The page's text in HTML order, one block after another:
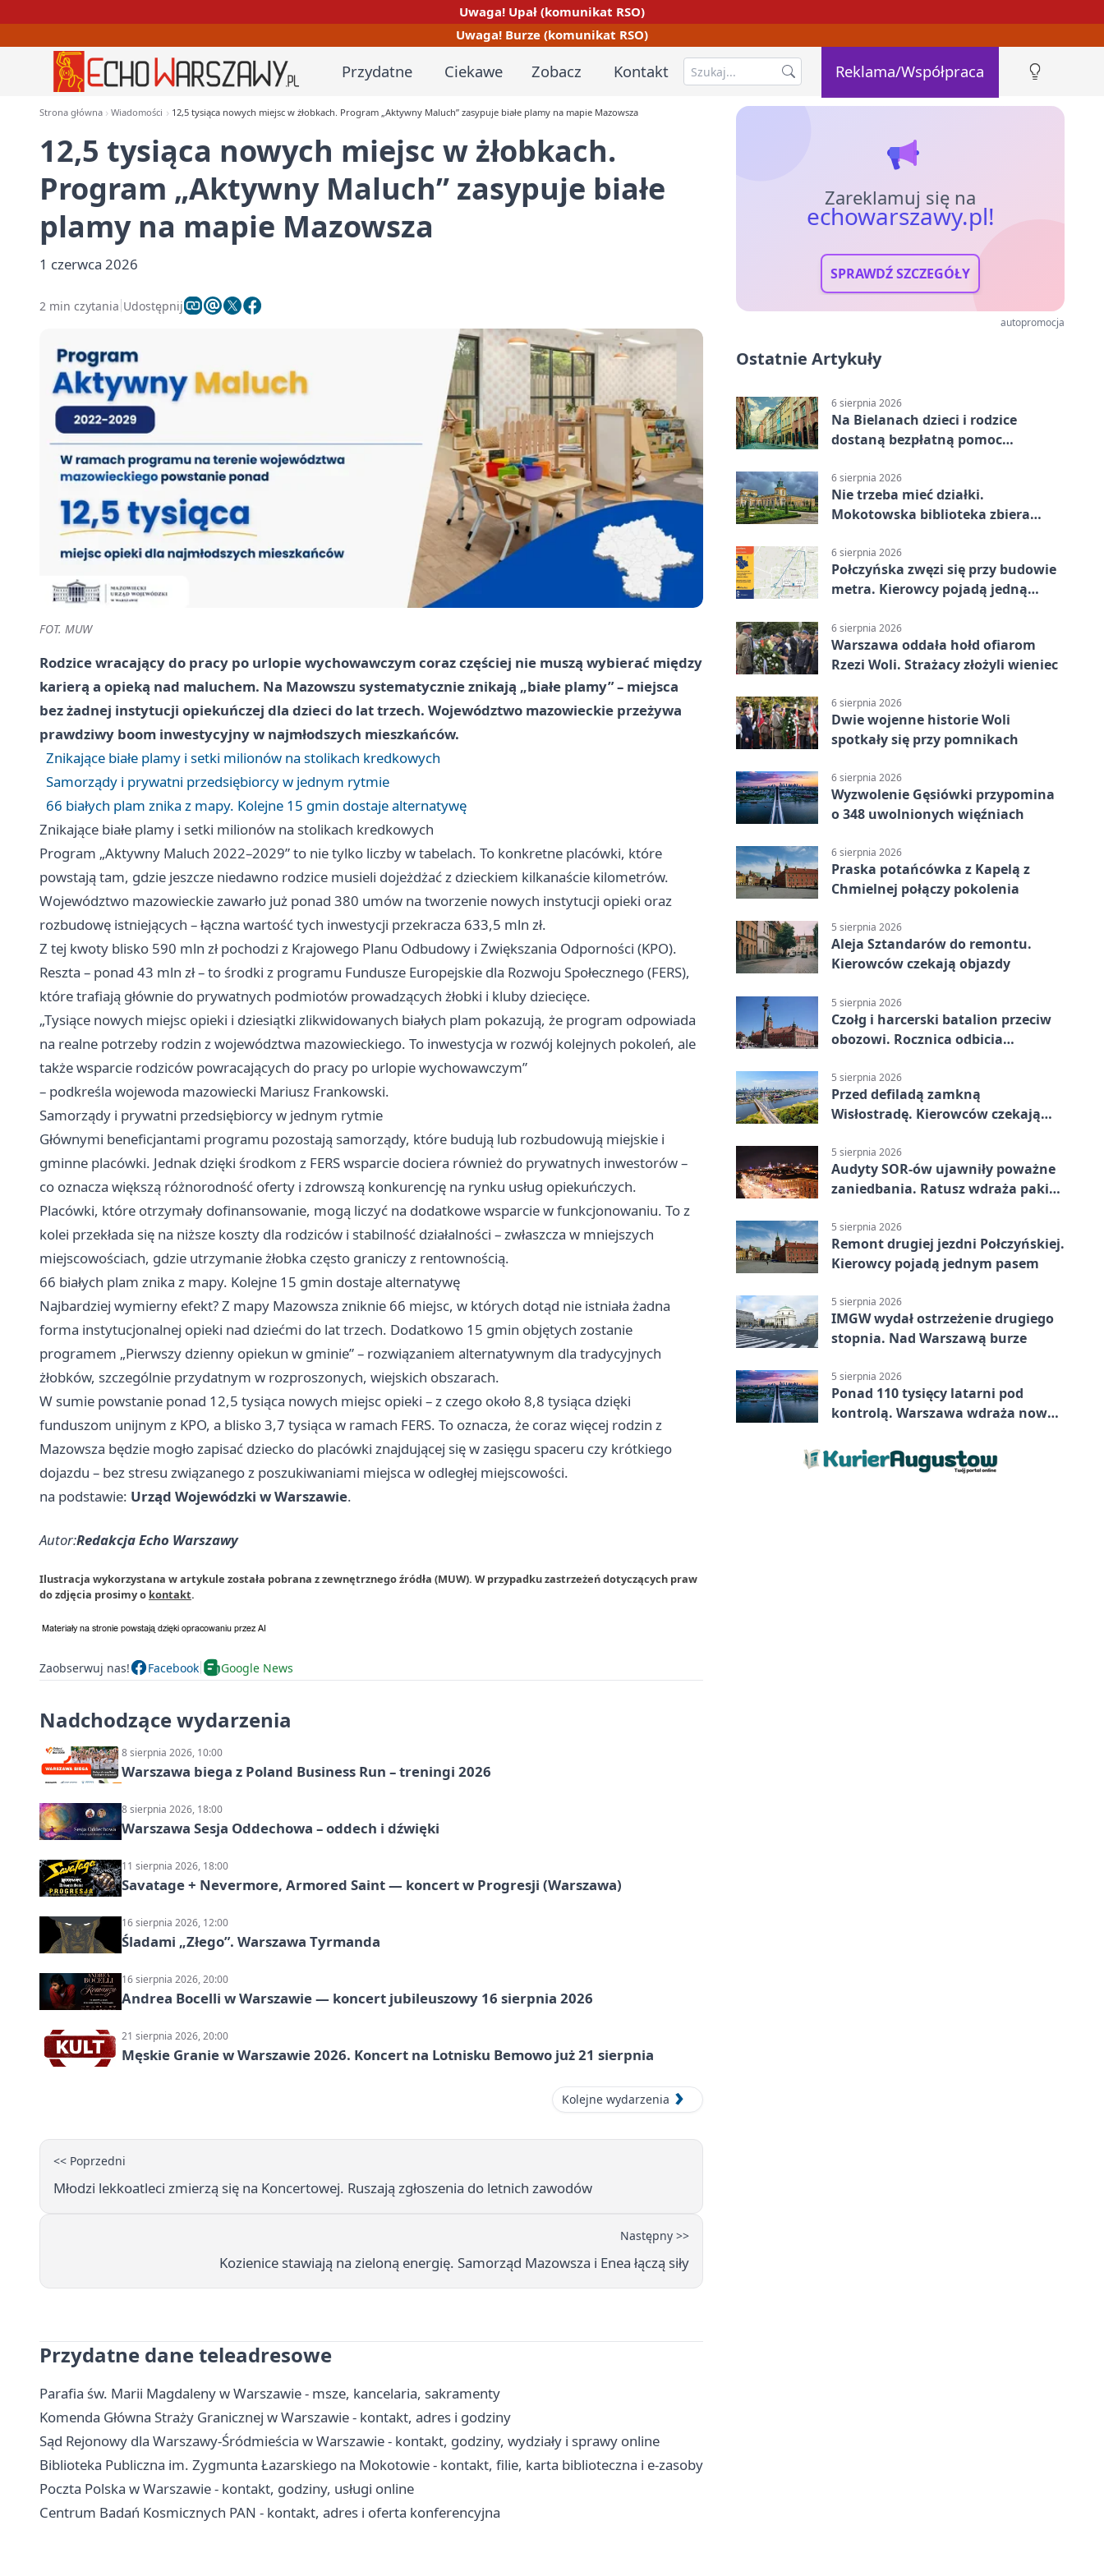
Uwaga! Upał (komunikat RSO)
Uwaga! Burze (komunikat RSO)
Przydatne Ciekawe Zobacz Kontakt Reklama/Współpraca
Strona główna Wiadomości 12,5 tysiąca nowych miejsc w żłobkach. Program „Aktywny Maluch” zasypuje białe plamy na mapie Mazowsza
12,5 tysiąca nowych miejsc w żłobkach.
Program „Aktywny Maluch” zasypuje białe
plamy na mapie Mazowsza
1 czerwca 2026
2 min czytania Udostępnij
FOT. MUW
Rodzice wracający do pracy po urlopie wychowawczym coraz częściej nie muszą wybierać między
karierą a opieką nad maluchem. Na Mazowszu systematycznie znikają „białe plamy” – miejsca
bez żadnej instytucji opiekuńczej dla dzieci do lat trzech. Województwo mazowieckie przeżywa
prawdziwy boom inwestycyjny w najmłodszych mieszkańców.
Znikające białe plamy i setki milionów na stolikach kredkowych
Samorządy i prywatni przedsiębiorcy w jednym rytmie
66 białych plam znika z mapy. Kolejne 15 gmin dostaje alternatywę
Znikające białe plamy i setki milionów na stolikach kredkowych
Program „Aktywny Maluch 2022–2029” to nie tylko liczby w tabelach. To konkretne placówki, które
powstają tam, gdzie jeszcze niedawno rodzice musieli dojeżdżać z dzieckiem kilkanaście kilometrów.
Województwo mazowieckie zawarło już ponad 380 umów na tworzenie nowych instytucji opieki oraz
rozbudowę istniejących – łączna wartość tych inwestycji przekracza 633,5 mln zł.
Z tej kwoty blisko 590 mln zł pochodzi z Krajowego Planu Odbudowy i Zwiększania Odporności (KPO).
Reszta – ponad 43 mln zł – to środki z programu Fundusze Europejskie dla Rozwoju Społecznego (FERS),
które trafiają głównie do prywatnych podmiotów prowadzących żłobki i kluby dziecięce.
„Tysiące nowych miejsc opieki i dziesiątki zlikwidowanych białych plam pokazują, że program odpowiada
na realne potrzeby rodzin z województwa mazowieckiego. To inwestycja w rozwój kolejnych pokoleń, ale
także wsparcie rodziców powracających do pracy po urlopie wychowawczym”
– podkreśla wojewoda mazowiecki Mariusz Frankowski.
Samorządy i prywatni przedsiębiorcy w jednym rytmie
Głównymi beneficjantami programu pozostają samorządy, które budują lub rozbudowują miejskie i
gminne placówki. Jednak dzięki środkom z FERS wsparcie dociera również do prywatnych inwestorów –
co oznacza większą różnorodność oferty i zdrowszą konkurencję na rynku usług opiekuńczych.
Placówki, które otrzymały dofinansowanie, mogą liczyć na dodatkowe wsparcie w funkcjonowaniu. To z
kolei przekłada się na niższe koszty dla rodziców i stabilność działalności – zwłaszcza w mniejszych
miejscowościach, gdzie utrzymanie żłobka często graniczy z rentownością.
66 białych plam znika z mapy. Kolejne 15 gmin dostaje alternatywę
Najbardziej wymierny efekt? Z mapy Mazowsza zniknie 66 miejsc, w których dotąd nie istniała żadna
forma instytucjonalnej opieki nad dziećmi do lat trzech. Dodatkowo 15 gmin objętych zostanie
programem „Pierwszy dzienny opiekun w gminie” – rozwiązaniem alternatywnym dla tradycyjnych
żłobków, szczególnie przydatnym w rozproszonych, wiejskich obszarach.
W sumie powstanie ponad 12,5 tysiąca nowych miejsc opieki – z czego około 8,8 tysiąca dzięki
funduszom unijnym z KPO, a blisko 3,7 tysiąca w ramach FERS. To oznacza, że coraz więcej rodzin z
Mazowsza będzie mogło zapisać dziecko do placówki znajdującej się w zasięgu spaceru czy krótkiego
dojazdu – bez stresu związanego z poszukiwaniami miejsca w odległej miejscowości.
na podstawie: Urząd Wojewódzki w Warszawie.
Autor:Redakcja Echo Warszawy
Ilustracja wykorzystana w artykule została pobrana z zewnętrznego źródła (MUW). W przypadku zastrzeżeń dotyczących praw
do zdjęcia prosimy o kontakt.
Zaobserwuj nas! Facebook Google News
Nadchodzące wydarzenia
8 sierpnia 2026, 10:00
Warszawa biega z Poland Business Run – treningi 2026
8 sierpnia 2026, 18:00
Warszawa Sesja Oddechowa – oddech i dźwięki
11 sierpnia 2026, 18:00
Savatage + Nevermore, Armored Saint — koncert w Progresji (Warszawa)
16 sierpnia 2026, 12:00
Śladami „Złego”. Warszawa Tyrmanda
16 sierpnia 2026, 20:00
Andrea Bocelli w Warszawie — koncert jubileuszowy 16 sierpnia 2026
21 sierpnia 2026, 20:00
Męskie Granie w Warszawie 2026. Koncert na Lotnisku Bemowo już 21 sierpnia
Kolejne wydarzenia
<< Poprzedni
Młodzi lekkoatleci zmierzą się na Koncertowej. Ruszają zgłoszenia do letnich zawodów
Następny >>
Kozienice stawiają na zieloną energię. Samorząd Mazowsza i Enea łączą siły
Przydatne dane teleadresowe
Parafia św. Marii Magdaleny w Warszawie - msze, kancelaria, sakramenty
Komenda Główna Straży Granicznej w Warszawie - kontakt, adres i godziny
Sąd Rejonowy dla Warszawy-Śródmieścia w Warszawie - kontakt, godziny, wydziały i sprawy online
Biblioteka Publiczna im. Zygmunta Łazarskiego na Mokotowie - kontakt, filie, karta biblioteczna i e-zasoby
Poczta Polska w Warszawie - kontakt, godziny, usługi online
Centrum Badań Kosmicznych PAN - kontakt, adres i oferta konferencyjna
Zareklamuj się na
echowarszawy.pl!
SPRAWDŹ SZCZEGÓŁY
autopromocja
Ostatnie Artykuły
6 sierpnia 2026
Na Bielanach dzieci i rodzice
dostaną bezpłatną pomoc
6 sierpnia 2026
Nie trzeba mieć działki.
Mokotowska biblioteka zbiera
6 sierpnia 2026
Połczyńska zwęzi się przy budowie
metra. Kierowcy pojadą jedną
6 sierpnia 2026
Warszawa oddała hołd ofiarom
Rzezi Woli. Strażacy złożyli wieniec
6 sierpnia 2026
Dwie wojenne historie Woli
spotkały się przy pomnikach
6 sierpnia 2026
Wyzwolenie Gęsiówki przypomina
o 348 uwolnionych więźniach
6 sierpnia 2026
Praska potańcówka z Kapelą z
Chmielnej połączy pokolenia
5 sierpnia 2026
Aleja Sztandarów do remontu.
Kierowców czekają objazdy
5 sierpnia 2026
Czołg i harcerski batalion przeciw
obozowi. Rocznica odbicia
5 sierpnia 2026
Przed defiladą zamkną
Wisłostradę. Kierowców czekają
5 sierpnia 2026
Audyty SOR-ów ujawniły poważne
zaniedbania. Ratusz wdraża pakiet
5 sierpnia 2026
Remont drugiej jezdni Połczyńskiej.
Kierowcy pojadą jednym pasem
5 sierpnia 2026
IMGW wydał ostrzeżenie drugiego
stopnia. Nad Warszawą burze
5 sierpnia 2026
Ponad 110 tysięcy latarni pod
kontrolą. Warszawa wdraża nowy